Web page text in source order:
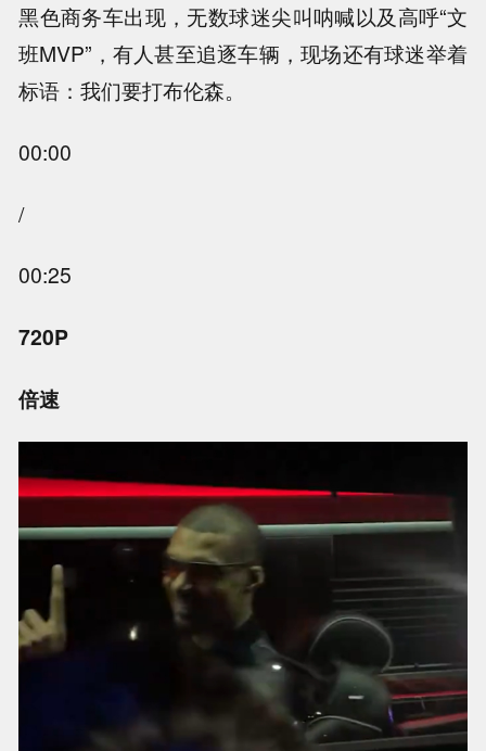
黑色商务车出现，无数球迷尖叫呐喊以及高呼“文
班MVP”，有人甚至追逐车辆，现场还有球迷举着
标语：我们要打布伦森。
00:00
/
00:25
720P
倍速